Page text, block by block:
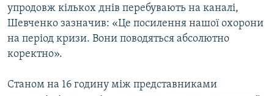
упродовж кількох днів перебувають на каналі,
Шевченко зазначив: «Це посилення нашої охорони
на період кризи. Вони поводяться абсолютно
коректно».
Станом на 16 годину між представниками